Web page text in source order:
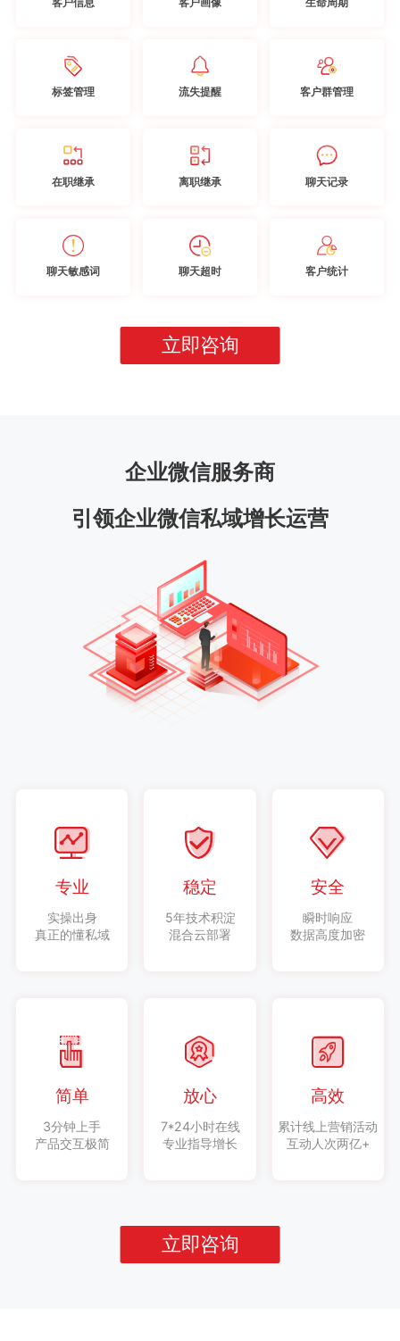
标签管理 流失提醒 客户群管理
在职继承 离职继承 聊天记录
聊天敏感词 聊天超时 客户统计
立即咨询
企业微信服务商
引领企业微信私域增长运营
专业
实操出身
真正的懂私域
稳定
5年技术积淀
混合云部署
安全
瞬时响应
数据高度加密
简单
3分钟上手
产品交互极简
放心
7*24小时在线
专业指导增长
高效
累计线上营销活动
互动人次两亿+
立即咨询